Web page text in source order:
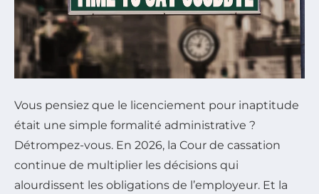
Vous pensiez que le licenciement pour inaptitude
était une simple formalité administrative ?
Détrompez-vous. En 2026, la Cour de cassation
continue de multiplier les décisions qui
alourdissent les obligations de l’employeur. Et la